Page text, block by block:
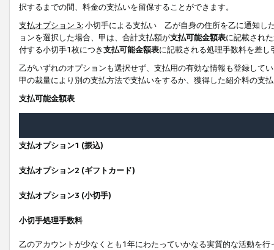
択するまでの間、料金の支払いを留保することができます。
支払オプション 3: 小切手による支払い 乙が自身の住所を乙に通知し
ョンを選択した場合、甲は、合計支払額が支払可能金額表に記載され
付する小切手1枚につき支払可能金額表に記載される処理手数料を差し
乙がいずれのオプションも選択せず、支払用の有効な情報も登録して
甲の裁量により別の支払方法で支払いをするか、獲得した紹介料の支
支払可能金額表
支払オプション1 (振込)
支払オプション2 (ギフトカード)
支払オプション3 (小切手)
小切手処理手数料
乙のアカウントが少なくとも1年にわたっていかなる実質的な活動を